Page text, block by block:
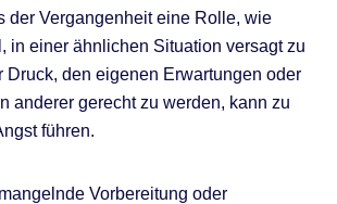
der Vergangenheit eine Rolle, wie
in einer ähnlichen Situation versagt zu
Druck, den eigenen Erwartungen oder
anderer gerecht zu werden, kann zu
führen.
Vorbereitung oder